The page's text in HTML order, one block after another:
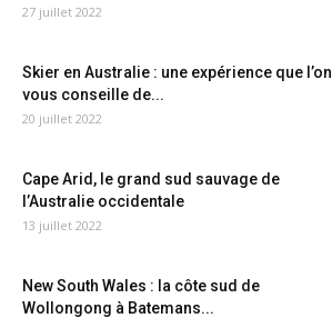
27 juillet 2022
Skier en Australie : une expérience que l’on
vous conseille de...
20 juillet 2022
Cape Arid, le grand sud sauvage de
l’Australie occidentale
13 juillet 2022
New South Wales : la côte sud de
Wollongong à Batemans...